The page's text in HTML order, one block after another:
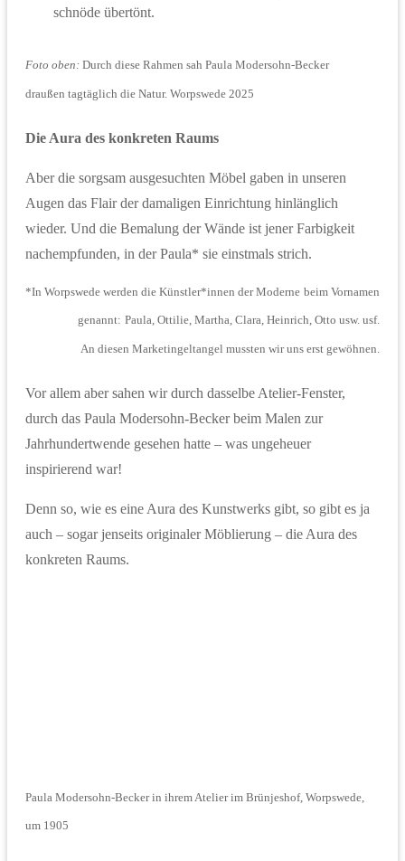
schnöde übertönt.
Foto oben: Durch diese Rahmen sah Paula Modersohn-Becker
draußen tagtäglich die Natur. Worpswede 2025
Die Aura des konkreten Raums
Aber die sorgsam ausgesuchten Möbel gaben in unseren
Augen das Flair der damaligen Einrichtung hinlänglich
wieder. Und die Bemalung der Wände ist jener Farbigkeit
nachempfunden, in der Paula* sie einstmals strich.
*In Worpswede werden die Künstler*innen der Moderne beim Vornamen
genannt: Paula, Ottilie, Martha, Clara, Heinrich, Otto usw. usf.
An diesen Marketingeltangel mussten wir uns erst gewöhnen.
Vor allem aber sahen wir durch dasselbe Atelier-Fenster,
durch das Paula Modersohn-Becker beim Malen zur
Jahrhundertwende gesehen hatte – was ungeheuer
inspirierend war!
Denn so, wie es eine Aura des Kunstwerks gibt, so gibt es ja
auch – sogar jenseits originaler Möblierung – die Aura des
konkreten Raums.
Paula Modersohn-Becker in ihrem Atelier im Brünjeshof, Worpswede,
um 1905